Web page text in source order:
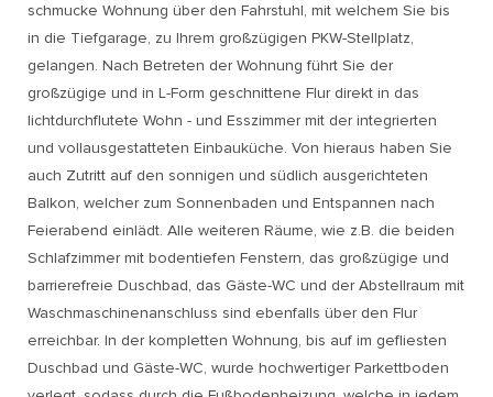
schmucke Wohnung über den Fahrstuhl, mit welchem Sie bis
in die Tiefgarage, zu Ihrem großzügigen PKW-Stellplatz,
gelangen. Nach Betreten der Wohnung führt Sie der
großzügige und in L-Form geschnittene Flur direkt in das
lichtdurchflutete Wohn - und Esszimmer mit der integrierten
und vollausgestatteten Einbauküche. Von hieraus haben Sie
auch Zutritt auf den sonnigen und südlich ausgerichteten
Balkon, welcher zum Sonnenbaden und Entspannen nach
Feierabend einlädt. Alle weiteren Räume, wie z.B. die beiden
Schlafzimmer mit bodentiefen Fenstern, das großzügige und
barrierefreie Duschbad, das Gäste-WC und der Abstellraum mit
Waschmaschinenanschluss sind ebenfalls über den Flur
erreichbar. In der kompletten Wohnung, bis auf im gefliesten
Duschbad und Gäste-WC, wurde hochwertiger Parkettboden